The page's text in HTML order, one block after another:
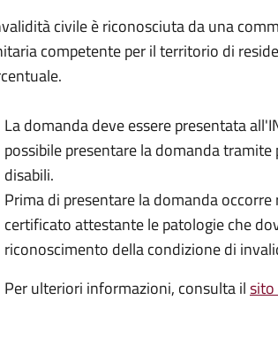
civile è riconosciuta da una
competente per il territorio di
La domanda deve essere presentata
possibile presentare la domanda
disabili.
Prima di presentare la domanda
certificato attestante le patologie che
riconoscimento della condizione di
Per ulteriori informazioni, consulta ilsito